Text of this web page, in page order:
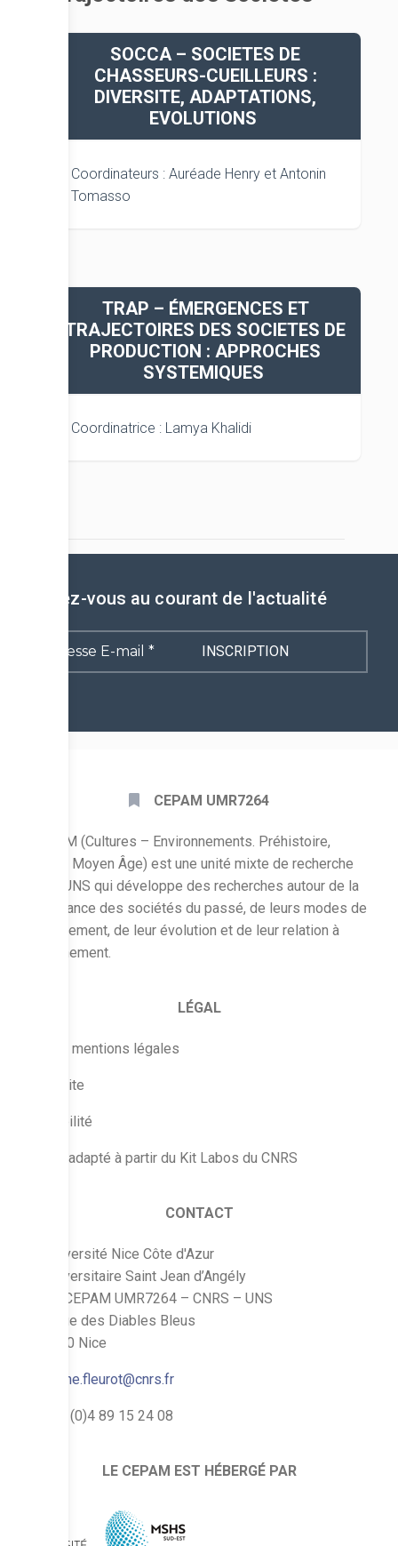
SOCCA – SOCIETES DE
CHASSEURS-CUEILLEURS :
DIVERSITE, ADAPTATIONS,
EVOLUTIONS
Coordinateurs : Auréade Henry et Antonin
Tomasso
TRAP – ÉMERGENCES ET
TRAJECTOIRES DES SOCIETES DE
PRODUCTION : APPROCHES
SYSTEMIQUES
Coordinatrice : Lamya Khalidi
Tenez-vous au courant de l'actualité
Adresse
CEPAM UMR7264
Le CEPAM (Cultures – Environnements. Préhistoire,
Antiquité, Moyen Âge) est une unité mixte de recherche
CNRS – UNS qui développe des recherches autour de la
connaissance des sociétés du passé, de leurs modes de
fonctionnement, de leur évolution et de leur relation à
l’environnement.
LÉGAL
Crédits & mentions légales
Plan du site
Accessibilité
Conçu et adapté à partir du Kit Labos du CNRS
CONTACT
Université Nice Côte d'Azur
Pôle Universitaire Saint Jean d’Angély
SJA 3 – CEPAM UMR7264 – CNRS – UNS
24, avenue des Diables Bleus
F – 06300 Nice
karine.fleurot@cnrs.fr
+33 (0)4 89 15 24 08
LE CEPAM EST HÉBERGÉ PAR